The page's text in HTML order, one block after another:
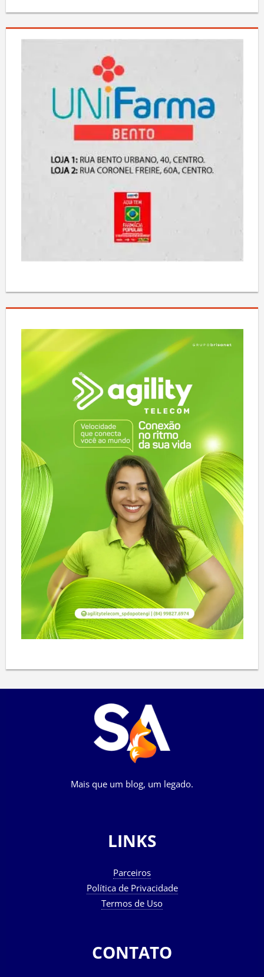
Mais que um blog, um legado.
LINKS
Parceiros
Política de Privacidade
Termos de Uso
CONTATO